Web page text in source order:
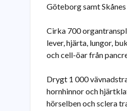
Göteborg samt
Cirka 700
lever, hjärta, lungor,
och cell-öar från
Drygt 1 000
hornhinnor och
hörselben och sclera